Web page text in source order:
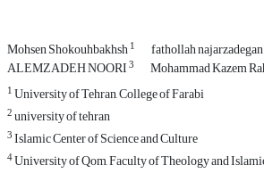
Mohsen Shokouhbakhsh1 fathollah najarzadegan
ALEMZADEH NOORI3 Mohammad Kazem
1University of Tehran, College of Farabi
2university of tehran
3Islamic Center of Science and Culture
4University of Qom, Faculty of Theology and